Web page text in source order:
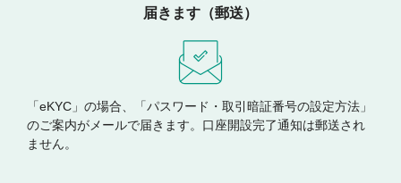
届きます（郵送）
「eKYC」の場合、「パスワード・取引暗証番号の設定方法」
のご案内がメールで届きます。口座開設完了通知は郵送され
ません。